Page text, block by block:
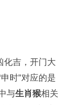
化吉，开门大
时”对应的是
与生肖猴相关